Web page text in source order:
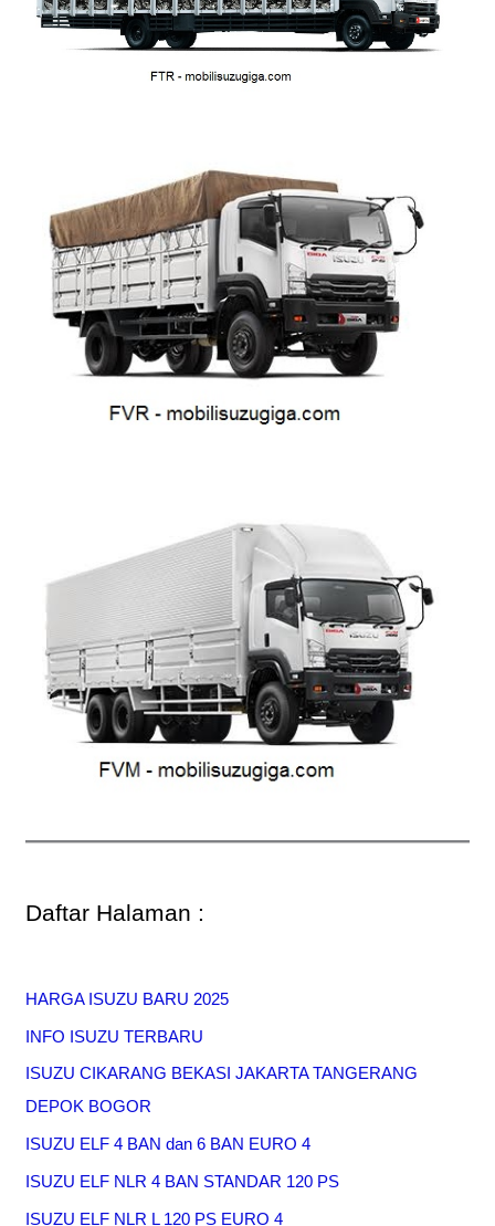
Daftar Halaman :
HARGA ISUZU BARU 2025
INFO ISUZU TERBARU
ISUZU CIKARANG BEKASI JAKARTA TANGERANG
DEPOK BOGOR
ISUZU ELF 4 BAN dan 6 BAN EURO 4
ISUZU ELF NLR 4 BAN STANDAR 120 PS
ISUZU ELF NLR L 120 PS EURO 4